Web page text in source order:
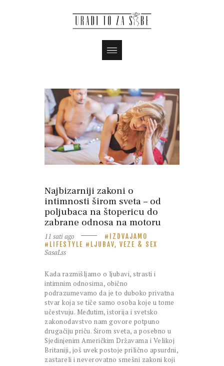
Najbizarniji zakoni o
intimnosti širom sveta – od
poljubaca na štopericu do
zabrane odnosa na motoru
11 sati ago
IZDVAJAMO
LIFESTYLE
LJUBAV, VEZE & SEX
SasaLss
Kada razmišljamo o ljubavi, strasti i
intimnim odnosima, obično
podrazumevamo da je to duboko privatna
stvar koja se tiče samo osoba koje u tome
učestvuju. Međutim, istorija i svetsko
zakonodavstvo nam govore potpuno
drugačiju priču. Širom sveta, a posebno u
Sjedinjenim Američkim Državama i Velikoj
Britaniji, još uvek postoje prilično apsurdni,
zastareli i neverovatno smešni zakoni koji